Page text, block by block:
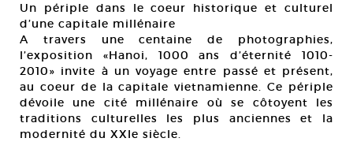
Un périple dans le coeur historique et culturel
d’une capitale millénaire
A travers une centaine de photographies,
l’exposition «Hanoi, 1000 ans d’éternité 1010-
2010» invite à un voyage entre passé et présent,
au coeur de la capitale vietnamienne. Ce périple
dévoile une cité millénaire où se côtoyent les
traditions culturelles les plus anciennes et la
modernité du XXIe siècle.